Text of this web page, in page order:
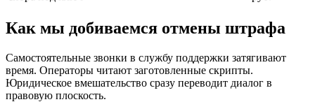
Как мы добиваемся отмены штрафа
Самостоятельные звонки в службу поддержки затягивают
время. Операторы читают заготовленные скрипты.
Юридическое вмешательство сразу переводит диалог в
правовую плоскость.